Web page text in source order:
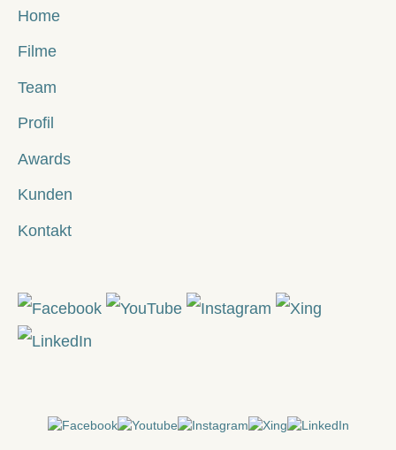
Home
Filme
Team
Profil
Awards
Kunden
Kontakt